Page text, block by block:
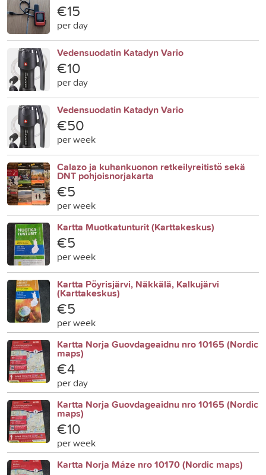
€15
per day
Vedensuodatin Katadyn Vario
€10
per day
Vedensuodatin Katadyn Vario
€50
per week
Calazo ja kuhankuonon retkeilyreitistö sekä
DNT pohjoisnorjakarta
€5
per week
Kartta Muotkatunturit (Karttakeskus)
€5
per week
Kartta Pöyrisjärvi, Näkkälä, Kalkujärvi
(Karttakeskus)
€5
per week
Kartta Norja Guovdageaidnu nro 10165 (Nordic
maps)
€4
per day
Kartta Norja Guovdageaidnu nro 10165 (Nordic
maps)
€10
per week
Kartta Norja Máze nro 10170 (Nordic maps)